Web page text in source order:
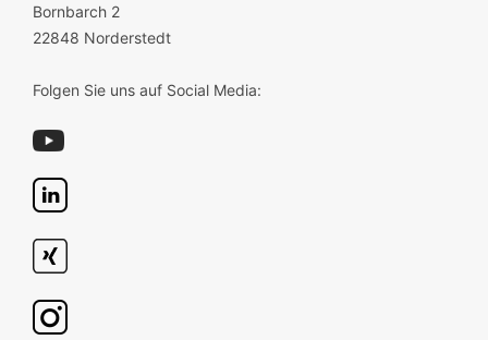
Bornbarch 2
22848 Norderstedt
Folgen Sie uns auf Social Media: